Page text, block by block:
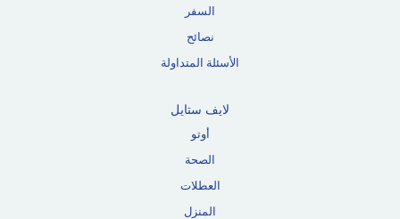
السفر
نصائح
الأسئلة المتداولة
لايف ستايل
أوتو
الصحة
العطلات
المنزل